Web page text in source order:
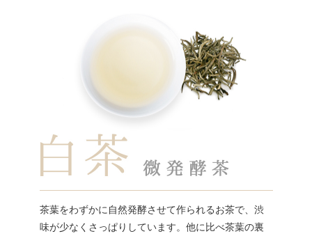
茶葉をわずかに自然発酵させて作られるお茶で、渋
味が少なくさっぱりしています。他に比べ茶葉の裏